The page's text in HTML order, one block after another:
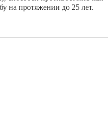
на протяжении до 25 лет.